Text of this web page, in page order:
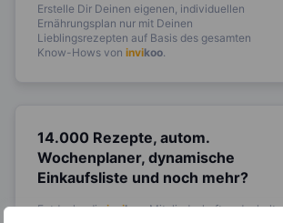
Erstelle Dir Deinen eigenen, individuellen
Ernährungsplan nur mit Deinen
Lieblingsrezepten auf Basis des gesamten
Know-Hows von invikoo
14.000 Rezepte, autom.
Wochenplaner, dynamische
Einkaufsliste und noch mehr?
Entdecke dieinvikoo-Mitgliedschaft und erhalte